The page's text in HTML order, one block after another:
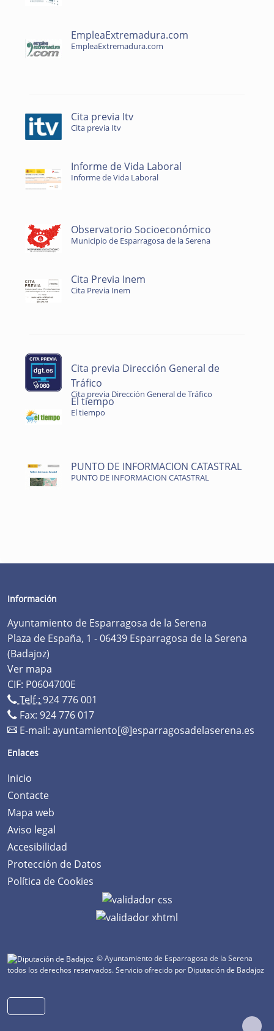
EmpleaExtremadura.com
EmpleaExtremadura.com
Cita previa Itv
Cita previa Itv
Informe de Vida Laboral
Informe de Vida Laboral
Observatorio Socioeconómico
Municipio de Esparragosa de la Serena
Cita Previa Inem
Cita Previa Inem
Cita previa Dirección General de
Tráfico
Cita previa Dirección General de Tráfico
El tiempo
El tiempo
PUNTO DE INFORMACION CATASTRAL
PUNTO DE INFORMACION CATASTRAL
Información
Ayuntamiento de Esparragosa de la Serena
Plaza de España, 1 - 06439 Esparragosa de la Serena
(Badajoz)
Ver mapa
CIF: P0604700E
Telf.: 924 776 001
Fax: 924 776 017
E-mail: ayuntamiento[@]esparragosadelaserena.es
Enlaces
Inicio
Contacte
Mapa web
Aviso legal
Accesibilidad
Protección de Datos
Política de Cookies
© Ayuntamiento de Esparragosa de la Serena
todos los derechos reservados.Servicio ofrecido por Diputación de Badajoz